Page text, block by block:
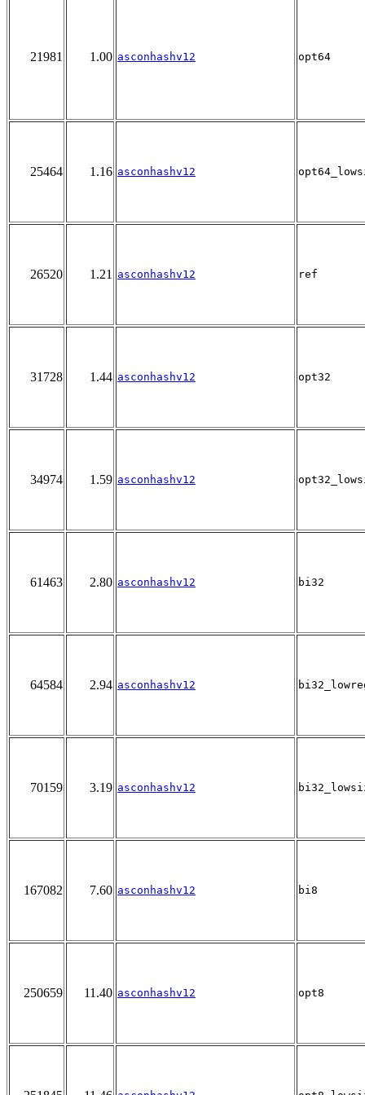
21981 1.00 asconhashv12 opt64
25464 1.16 asconhashv12
26520 1.21 asconhashv12 ref
31728 1.44 asconhashv12 opt32
34974 1.59 asconhashv12
61463 2.80 asconhashv12 bi32
64584 2.94 asconhashv12
70159 3.19 asconhashv12
167082 7.60 asconhashv12 bi8
250659 11.40 asconhashv12 opt8